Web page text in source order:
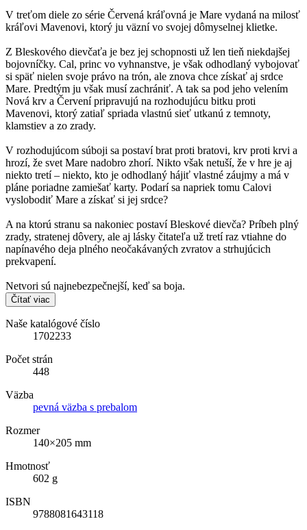
V treťom diele zo série Červená kráľovná je Mare vydaná na milosť
kráľovi Mavenovi, ktorý ju väzní vo svojej dômyselnej klietke.
Z Bleskového dievčaťa je bez jej schopnosti už len tieň niekdajšej
bojovníčky. Cal, princ vo vyhnanstve, je však odhodlaný vybojovať
si späť nielen svoje právo na trón, ale znova chce získať aj srdce
Mare. Predtým ju však musí zachrániť. A tak sa pod jeho velením
Nová krv a Červení pripravujú na rozhodujúcu bitku proti
Mavenovi, ktorý zatiaľ spriada vlastnú sieť utkanú z temnoty,
klamstiev a zo zrady.
V rozhodujúcom súboji sa postaví brat proti bratovi, krv proti krvi a
hrozí, že svet Mare nadobro zhorí. Nikto však netuší, že v hre je aj
niekto tretí – niekto, kto je odhodlaný hájiť vlastné záujmy a má v
pláne poriadne zamiešať karty. Podarí sa napriek tomu Calovi
vyslobodiť Mare a získať si jej srdce?
A na ktorú stranu sa nakoniec postaví Bleskové dievča? Príbeh plný
zrady, stratenej dôvery, ale aj lásky čitateľa už tretí raz vtiahne do
napínavého deja plného neočakávaných zvratov a strhujúcich
prekvapení.
Netvori sú najnebezpečnejší, keď sa boja.
Čítať viac
Naše katalógové číslo
1702233
Počet strán
448
Väzba
pevná väzba s prebalom
Rozmer
140×205 mm
Hmotnosť
602 g
ISBN
9788081643118